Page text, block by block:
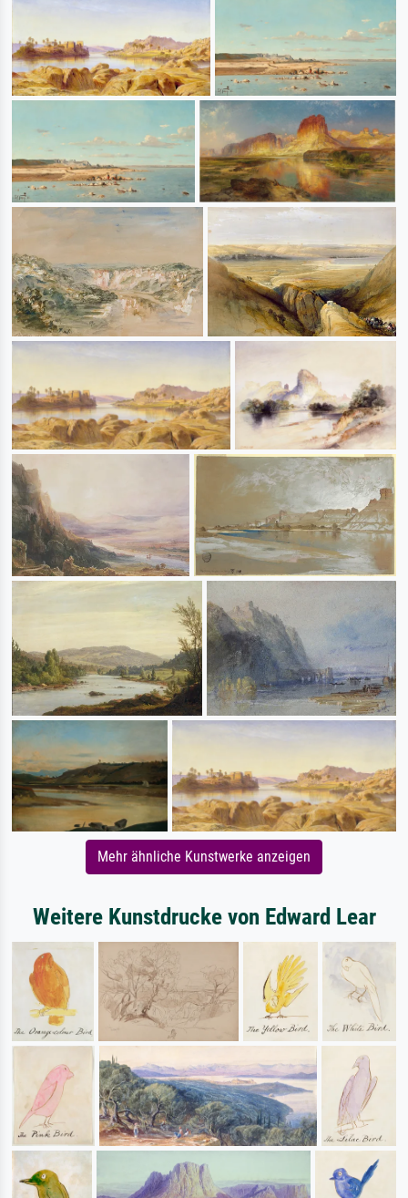
Mehr ähnliche Kunstwerke anzeigen
Weitere Kunstdrucke von Edward Lear